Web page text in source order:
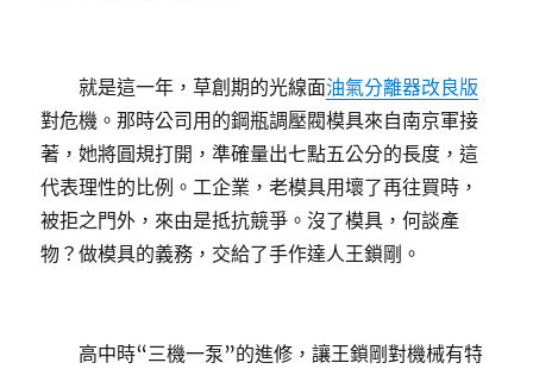
就是這一年，草創期的光線面油氣分離器改良版
對危機。那時公司用的鋼瓶調壓閥模具來自南京軍接
著，她將圓規打開，準確量出七點五公分的長度，這
代表理性的比例。工企業，老模具用壞了再往買時，
被拒之門外，來由是抵抗競爭。沒了模具，何談產
物？做模具的義務，交給了手作達人王鎖剛。
高中時“三機一泵”的進修，讓王鎖剛對機械有特